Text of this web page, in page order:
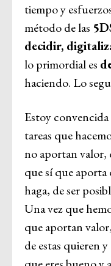
tiempo y
método de las
decidir,
lo primordial es
haciendo. Lo
Estoy
tareas que
no aportan valor,
que sí que
haga, de ser
Una vez que
que aportan
de estas quieren